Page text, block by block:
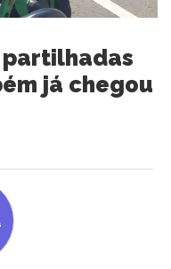
já chegou